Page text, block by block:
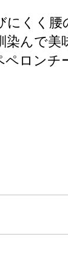
くく腰
んで美
ロンチ